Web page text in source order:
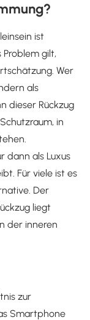
ist
gilt,
Wer
als
dieser Rückzug
in
dann als Luxus
Für viele ist es
Der
liegt
der inneren
zur
Smartphone